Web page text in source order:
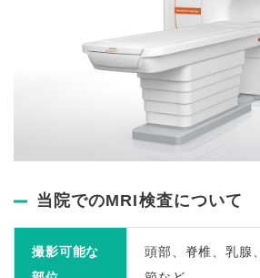
当院でのMRI検査について
撮影可能な
頭部、脊椎、乳腺